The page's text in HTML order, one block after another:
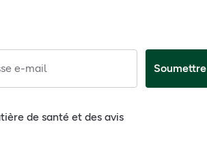
e-mail Soumettre
de santé et des avis